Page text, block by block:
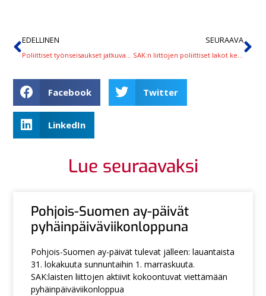
EDELLINEN SEURAAVA
Facebook Twitter
LinkedIn
Lue seuraavaksi
Pohjois-Suomen ay-päivät
pyhäinpäiväviikonloppuna
Pohjois-Suomen ay-päivät tulevat jälleen: lauantaista
31. lokakuuta sunnuntaihin 1. marraskuuta.
SAK:laisten liittojen aktiivit kokoontuvat viettämään
pyhäinpäiväviikonloppua